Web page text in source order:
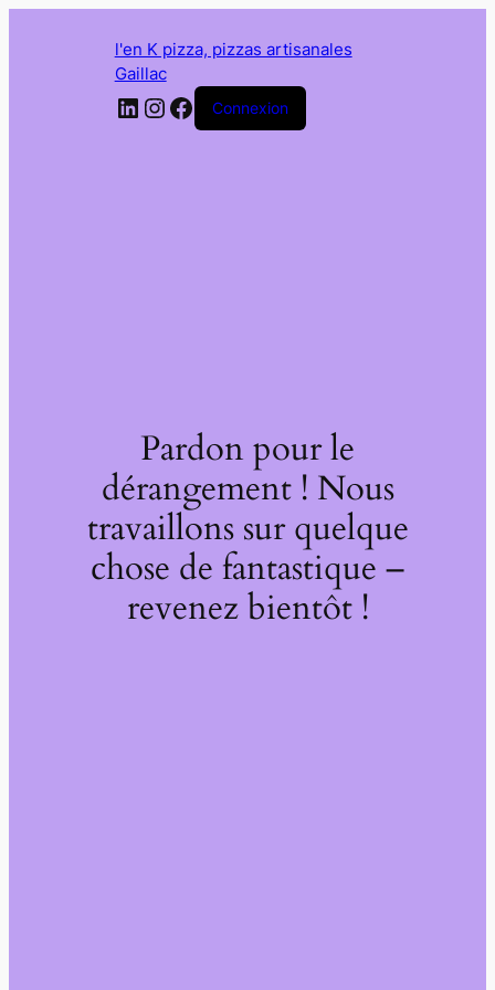
l'en K pizza, pizzas artisanales
Gaillac
LinkedIn
Instagram
Facebook
Connexion
Pardon pour le
dérangement ! Nous
travaillons sur quelque
chose de fantastique –
revenez bientôt !